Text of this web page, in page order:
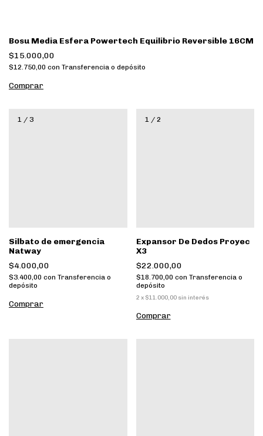
Bosu Media Esfera Powertech Equilibrio Reversible 16CM
$15.000,00
$12.750,00 con Transferencia o depósito
Comprar
1 / 3
Silbato de emergencia
Natway
$4.000,00
$3.400,00 con Transferencia o
depósito
1/ 2
Expansor De Dedos Proyec
X3
$22.000,00
$18.700,00 con Transferencia o
depósito
2 x $11.000,00 sin interés